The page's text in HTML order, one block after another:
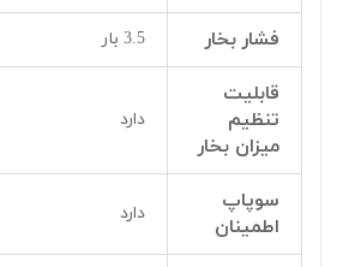
فشار بخار 3.5 بار
قابلیت
تنظیم
میزان بخار
دارد
سوپاپ
اطمینان
دارد